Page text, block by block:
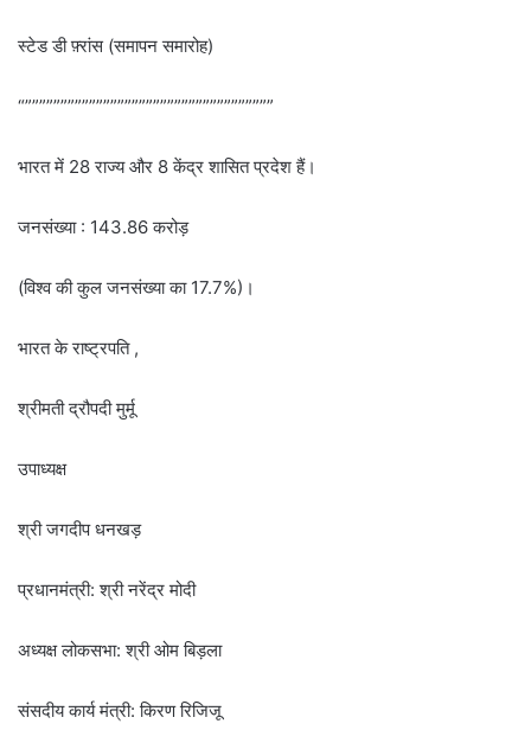
स्टेड डी फ़्रांस (समापन समारोह)
“”””””””””””””””””””””””””””””””””””
भारत में 28 राज्य और 8 केंद्र शासित प्रदेश हैं।
जनसंख्या : 143.86 करोड़
(विश्व की कुल जनसंख्या का 17.7%)।
भारत के राष्ट्रपति ,
श्रीमती द्रौपदी मुर्मू
उपाध्यक्ष
श्री जगदीप धनखड़
प्रधानमंत्री: श्री नरेंद्र मोदी
अध्यक्ष लोकसभा: श्री ओम बिड़ला
संसदीय कार्य मंत्री: किरण रिजिजू